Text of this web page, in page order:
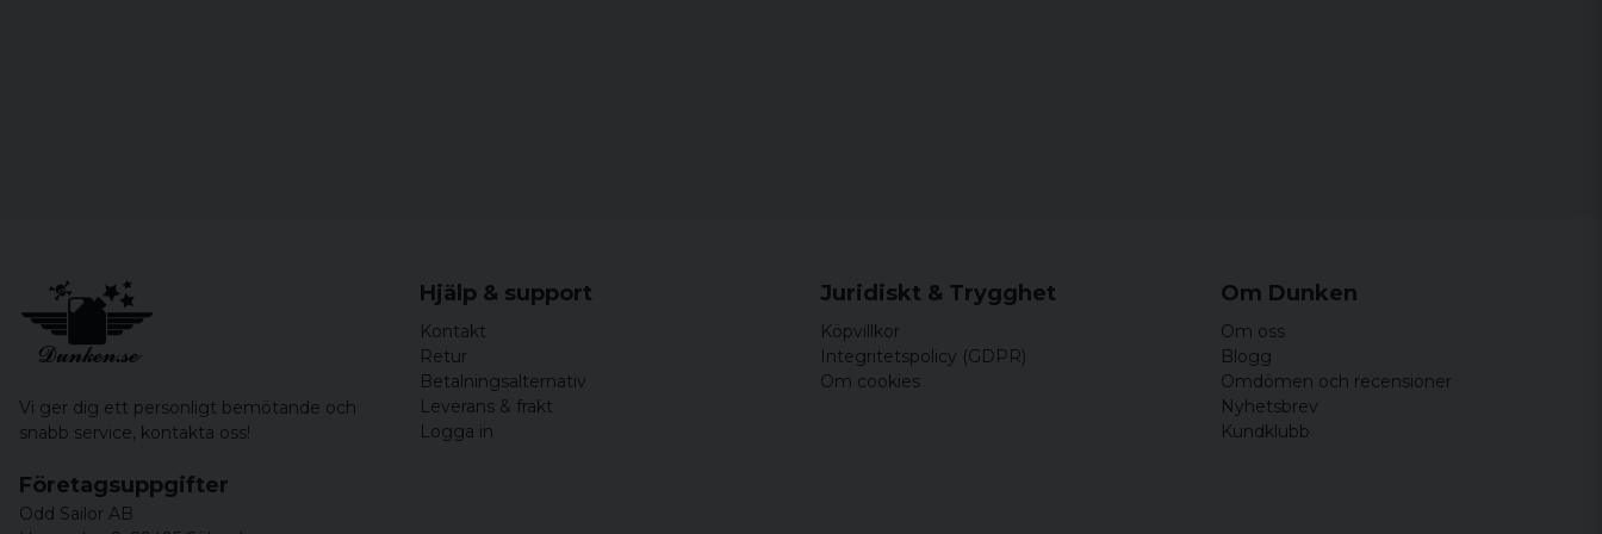
Vi ger dig ett personligt bemötande och
snabb service, kontakta oss!
Hjälp & support
Kontakt
Retur
Betalningsalternativ
Leverans & frakt
Logga in
Juridiskt & Trygghet
Köpvillkor
Integritetspolicy (GDPR)
Om cookies
Om Dunken
Om oss
Blogg
Omdömen och recensioner
Nyhetsbrev
Kundklubb
Företagsuppgifter
Odd Sailor AB